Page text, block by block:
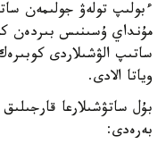
ءبولىپ تولەۋ جولىمەن
مۇنداي ۇسىنىس بىردەن
ساتىپ الۋشىلاردى
وياتا الادى.
بۇل ساتۋشىلارعا
بەرەدى: